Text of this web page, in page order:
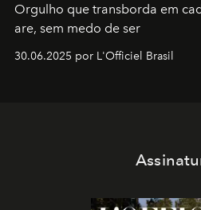
Orgulho que transborda em
are, sem medo de ser
30.06.2025 por L'Officiel Brasil